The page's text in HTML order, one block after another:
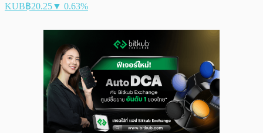
KUB฿20.25▼ 0.63%